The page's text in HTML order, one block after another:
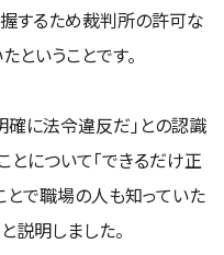
するため裁判所の許可な
ということです。
確に法令違反だ」との認識
について「できるだけ正
とで職場の人も知っていた
説明しました。